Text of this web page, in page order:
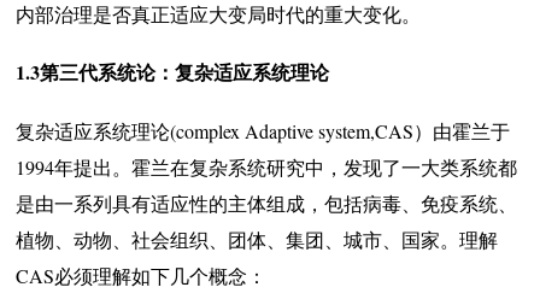
内部治理是否真正适应大变局时代的重大变化。
1.3第三代系统论：复杂适应系统理论
复杂适应系统理论(complex Adaptive system,CAS）由霍兰于
1994年提出。霍兰在复杂系统研究中，发现了一大类系统都
是由一系列具有适应性的主体组成，包括病毒、免疫系统、
植物、动物、社会组织、团体、集团、城市、国家。理解
CAS必须理解如下几个概念：